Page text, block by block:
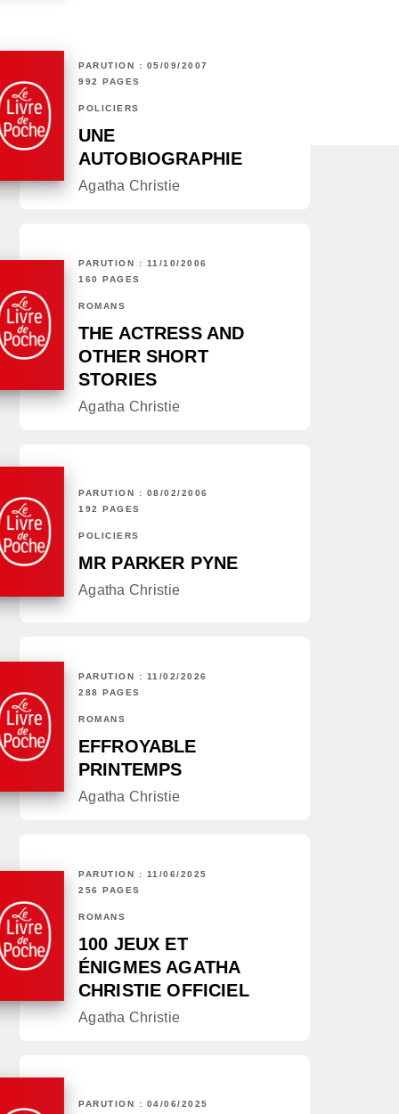
PARUTION : 05/09/2007
992 PAGES
POLICIERS
UNE
AUTOBIOGRAPHIE
Agatha Christie
PARUTION : 11/10/2006
160 PAGES
ROMANS
THE ACTRESS AND
OTHER SHORT
STORIES
Agatha Christie
PARUTION : 08/02/2006
192 PAGES
POLICIERS
MR PARKER PYNE
Agatha Christie
PARUTION : 11/02/2026
288 PAGES
ROMANS
EFFROYABLE
PRINTEMPS
Agatha Christie
PARUTION : 11/06/2025
256 PAGES
ROMANS
100 JEUX ET
ÉNIGMES AGATHA
CHRISTIE OFFICIEL
Agatha Christie
PARUTION : 04/06/2025